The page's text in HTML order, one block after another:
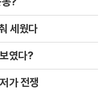
세웠다
였다?
가 전쟁